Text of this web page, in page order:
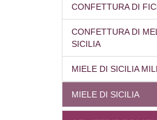
CONFETTURA DI
CONFETTURA DI
SICILIA
MIELE DI SICILIA
MIELE DI SICILIA